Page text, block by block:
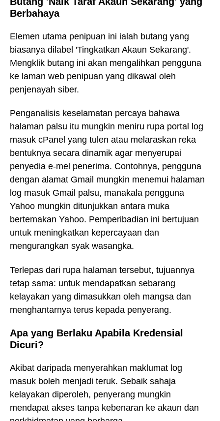
Berbahaya
Elemen utama penipuan ini ialah butang yang
biasanya dilabel 'Tingkatkan Akaun Sekarang'.
Mengklik butang ini akan mengalihkan pengguna
ke laman web penipuan yang dikawal oleh
penjenayah siber.
Penganalisis keselamatan percaya bahawa
halaman palsu itu mungkin meniru rupa portal log
masuk cPanel yang tulen atau melaraskan reka
bentuknya secara dinamik agar menyerupai
penyedia e-mel penerima. Contohnya, pengguna
dengan alamat Gmail mungkin menemui halaman
log masuk Gmail palsu, manakala pengguna
Yahoo mungkin ditunjukkan antara muka
bertemakan Yahoo. Pemperibadian ini bertujuan
untuk meningkatkan kepercayaan dan
mengurangkan syak wasangka.
Terlepas dari rupa halaman tersebut, tujuannya
tetap sama: untuk mendapatkan sebarang
kelayakan yang dimasukkan oleh mangsa dan
menghantarnya terus kepada penyerang.
Apa yang Berlaku Apabila Kredensial
Dicuri?
Akibat daripada menyerahkan maklumat log
masuk boleh menjadi teruk. Sebaik sahaja
kelayakan diperoleh, penyerang mungkin
mendapat akses tanpa kebenaran ke akaun dan